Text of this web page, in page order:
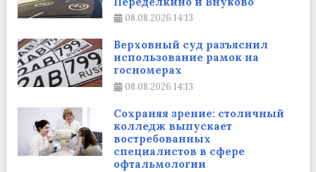
08.08.2026 14:13
Верховный суд разъяснил
использование рамок на
госномерах
08.08.2026 14:13
Сохраняя зрение: столичный
колледж выпускает
востребованных
специалистов в сфере
офтальмологии